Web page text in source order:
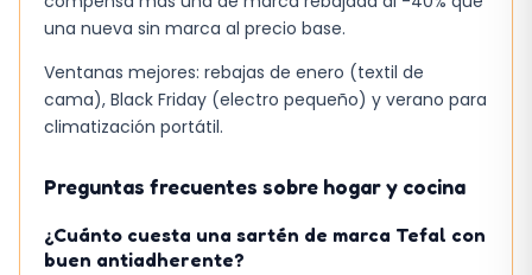
una nueva sin marca al precio base.
Ventanas mejores: rebajas de enero (textil de
cama), Black Friday (electro pequeño) y verano para
climatización portátil.
Preguntas frecuentes sobre hogar y cocina
¿Cuánto cuesta una sartén de marca Tefal con
buen antiadherente?